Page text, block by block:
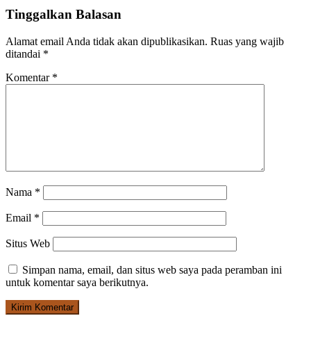
Tinggalkan Balasan
Alamat email Anda tidak akan dipublikasikan. Ruas yang wajib
ditandai *
Komentar *
Nama *
Email *
Situs Web
Simpan nama, email, dan situs web saya pada peramban ini
untuk komentar saya berikutnya.